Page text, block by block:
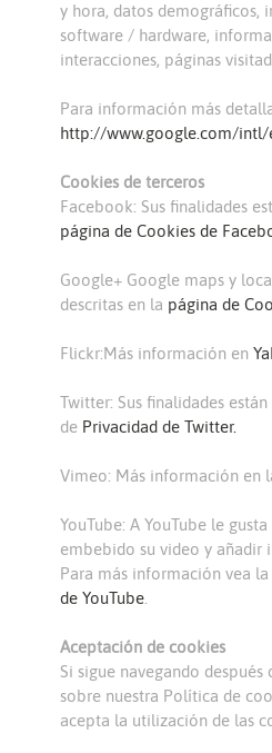
y hora, datos demográficos,
software / hardware,
interacciones, páginas
Para información más
http://www.google.com/
Cookies de terceros
Facebook: Sus finalidades
página de Cookies de
Google+ Google maps y
descritas en la página de
Flickr:Más información en
Twitter: Sus finalidades
de Privacidad de Twitter.
Vimeo: Más información en
YouTube: A YouTube le
embebido su video y añadir
Para más información vea la
de YouTube
Aceptación de cookies
Si sigue navegando
sobre nuestra Política de
acepta la utilización de las